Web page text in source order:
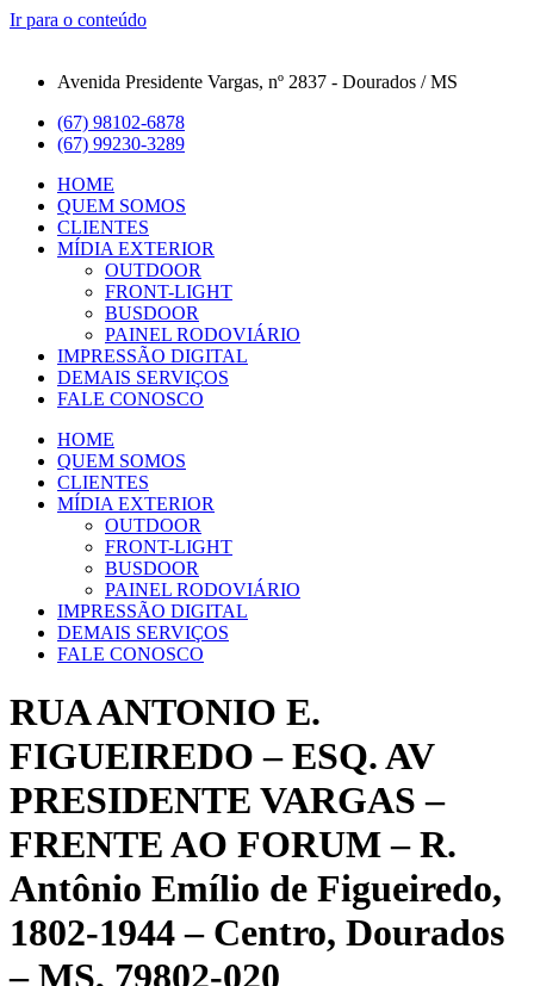
Ir para o conteúdo
Avenida Presidente Vargas, nº 2837 - Dourados / MS
(67) 98102-6878
(67) 99230-3289
HOME
QUEM SOMOS
CLIENTES
MÍDIA EXTERIOR
OUTDOOR
FRONT-LIGHT
BUSDOOR
PAINEL RODOVIÁRIO
IMPRESSÃO DIGITAL
DEMAIS SERVIÇOS
FALE CONOSCO
HOME
QUEM SOMOS
CLIENTES
MÍDIA EXTERIOR
OUTDOOR
FRONT-LIGHT
BUSDOOR
PAINEL RODOVIÁRIO
IMPRESSÃO DIGITAL
DEMAIS SERVIÇOS
FALE CONOSCO
RUA ANTONIO E.
FIGUEIREDO – ESQ. AV
PRESIDENTE VARGAS –
FRENTE AO FORUM – R.
Antônio Emílio de Figueiredo,
1802-1944 – Centro, Dourados
– MS, 79802-020